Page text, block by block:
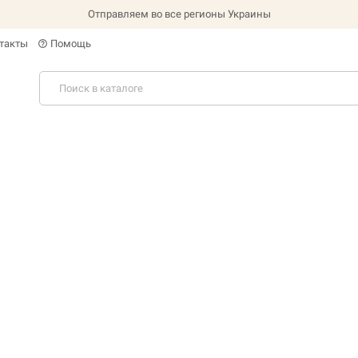
Отправляем во все регионы Украины
help_outline Помощь